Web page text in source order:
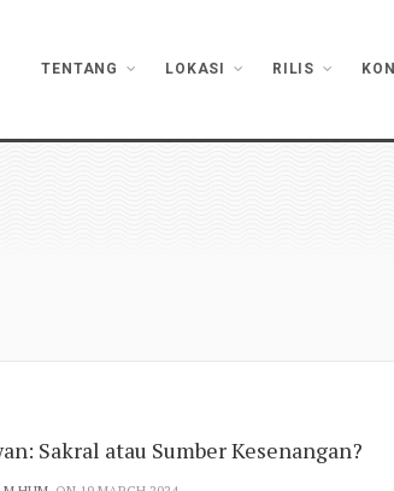
TENTANG LOKASI RILIS
Sakral atau Sumber Kesenangan?